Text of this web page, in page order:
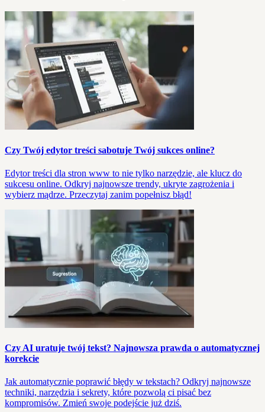
Czy Twój edytor treści sabotuje Twój sukces online?
Edytor treści dla stron www to nie tylko narzędzie, ale klucz do
sukcesu online. Odkryj najnowsze trendy, ukryte zagrożenia i
wybierz mądrze. Przeczytaj zanim popełnisz błąd!
Czy AI uratuje twój tekst? Najnowsza prawda o automatycznej
korekcie
Jak automatycznie poprawić błędy w tekstach? Odkryj najnowsze
techniki, narzędzia i sekrety, które pozwolą ci pisać bez
kompromisów. Zmień swoje podejście już dziś.